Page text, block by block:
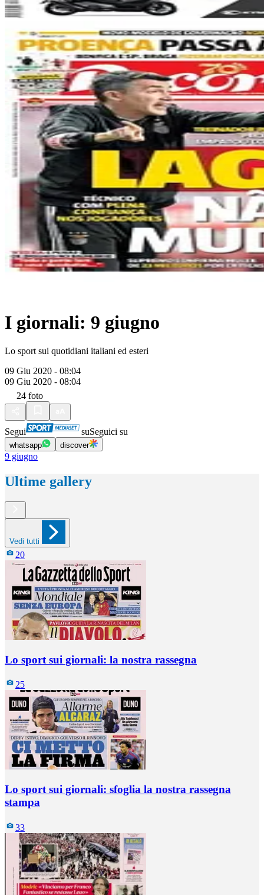
I giornali: 9 giugno
Lo sport sui quotidiani italiani ed esteri
09 Giu 2020 - 08:04
09 Giu 2020 - 08:04
24 foto
Segui suSeguici su
whatsapp discover
9 giugno
Ultime gallery
Vedi tutti
20
Lo sport sui giornali: la nostra rassegna
25
Lo sport sui giornali: sfoglia la nostra rassegna
stampa
33